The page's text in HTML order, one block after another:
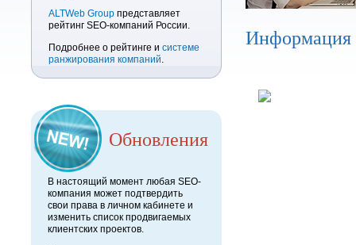
ALTWeb Group представляет
рейтинг SEO-компаний России.
Подробнее о рейтинге и системе
ранжирования компаний.
Обновления
В настоящий момент любая SEO-
компания может подтвердить
свои права в личном кабинете и
изменить список продвигаемых
клиентских проектов.
Информация